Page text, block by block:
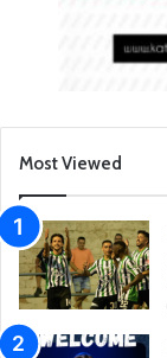
Most Viewed